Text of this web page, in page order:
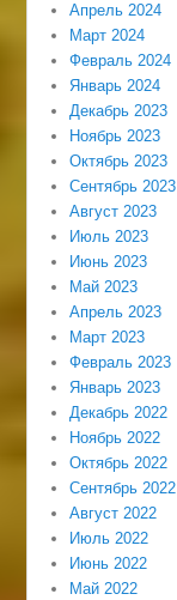
Апрель 2024
Март 2024
Февраль 2024
Январь 2024
Декабрь 2023
Ноябрь 2023
Октябрь 2023
Сентябрь 2023
Август 2023
Июль 2023
Июнь 2023
Май 2023
Апрель 2023
Март 2023
Февраль 2023
Январь 2023
Декабрь 2022
Ноябрь 2022
Октябрь 2022
Сентябрь 2022
Август 2022
Июль 2022
Июнь 2022
Май 2022